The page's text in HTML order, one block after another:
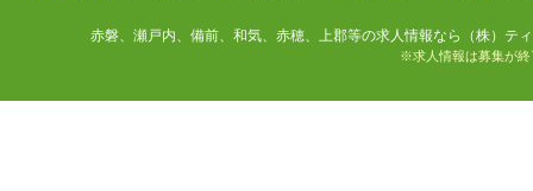
赤磐、瀬戸内、備前、和気、赤穂、上郡等の求人情報なら（株）テ
※求人情報は募集が終